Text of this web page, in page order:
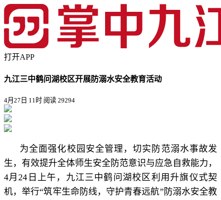
打开APP
九江三中鹤问湖校区开展防溺水安全教育活动
4月27日 11时 阅读 29294
为全面强化校园安全管理，切实防范溺水事故发
生，有效提升全体师生安全防范意识与应急自救能力，
4月24日上午，九江三中鹤问湖校区利用升旗仪式契
机，举行“筑牢生命防线，守护青春远航”防溺水安全教